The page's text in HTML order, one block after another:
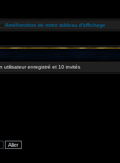
» Amélioration de notre tableau d'affichage
utilisateur enregistré et 10 invités